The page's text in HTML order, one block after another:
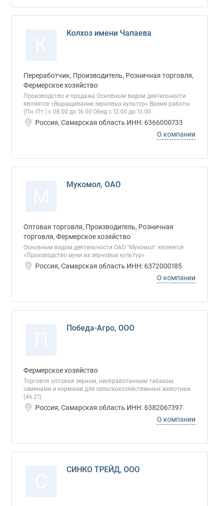
Колхоз имени Чапаева
Переработчик, Производитель, Розничная торговля,
Фермерское хозяйство
Производство и продажа Основным видом деятельности
является «Выращивание зерновых культур» Время работы
(Пн.-Пт.) с 08.00 до 16.00 Обед с 12.00 до 13.00
Россия, Самарская область ИНН: 6366000733
О компании
Мукомол, ОАО
Оптовая торговля, Производитель, Розничная
торговля, Фермерское хозяйство
Основным видом деятельности ОАО "Мукомол" является
«Производство муки из зерновых культур»
Россия, Самарская область ИНН: 6372000185
О компании
Победа-Агро, ООО
Фермерское хозяйство
Торговля оптовая зерном, необработанным табаком,
семенами и кормами для сельскохозяйственных животных
(46.21)
Россия, Самарская область ИНН: 6382067397
О компании
СИНКО ТРЕЙД, ООО